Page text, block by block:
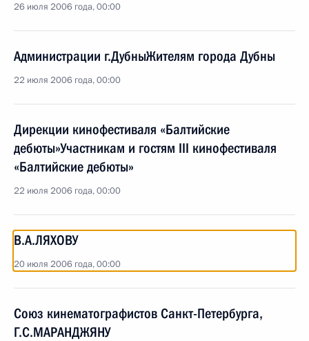
26 июля 2006 года, 00:00
Администрации г.ДубныЖителям города Дубны
22 июля 2006 года, 00:00
Дирекции кинофестиваля «Балтийские
дебюты»Участникам и гостям III кинофестиваля
«Балтийские дебюты»
22 июля 2006 года, 00:00
В.А.ЛЯХОВУ
20 июля 2006 года, 00:00
Союз кинематографистов Санкт-Петербурга,
Г.С.МАРАНДЖЯНУ